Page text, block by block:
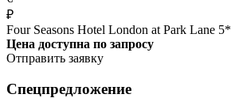
₽
Four Seasons Hotel London at Park Lane 5*
Цена доступна по запросу
Отправить заявку
Спецпредложение